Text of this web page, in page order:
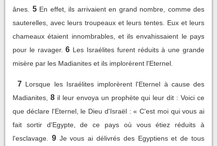
ânes.
5 En effet, ils arrivaient en grand nombre, comme des
sauterelles, avec leurs troupeaux et leurs tentes. Eux et leurs
chameaux étaient innombrables, et ils envahissaient le pays
pour le ravager. 6 Les Israélites furent réduits à une grande
misère par les Madianites et ils implorèrent l'Eternel.
7 Lorsque les Israélites implorèrent l'Eternel à cause des
Madianites, 8 il leur envoya un prophète qui leur dit : Voici ce
que déclare l'Eternel, le Dieu d'Israël : « C'est moi qui vous ai
fait sortir d'Egypte, de ce pays où vous étiez réduits à
l'esclavage.
9 Je vous ai délivrés des Egyptiens et de tous